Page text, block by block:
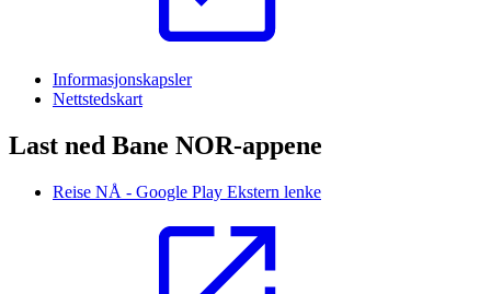
Informasjonskapsler
Nettstedskart
Last ned Bane NOR-appene
Reise NÅ - Google Play Ekstern lenke